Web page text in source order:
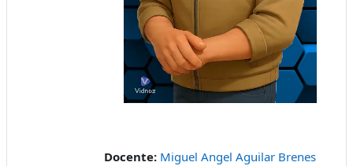
Docente: Miguel Angel Aguilar Brenes